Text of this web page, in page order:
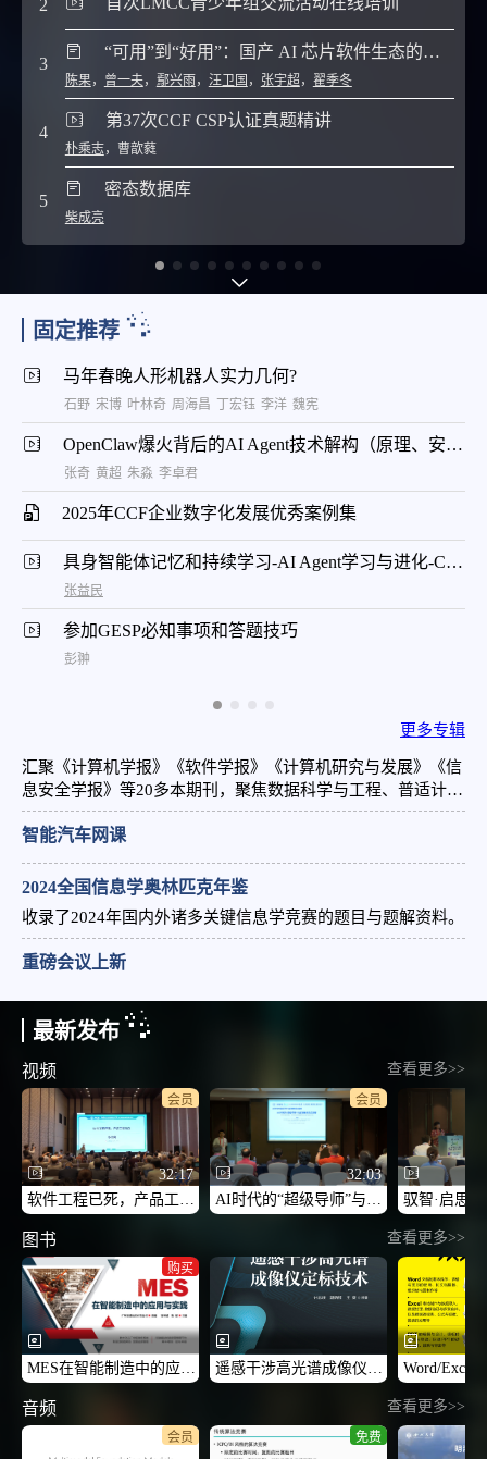
2
3
“可用”到“好用”：国产 AI 芯片软件生态的架构体系与产业实践
陈果， 曾一夫， 鄢兴雨， 汪卫国 ， 张宇超 ， 翟季冬
4
第37次CCF CSP认证真题精讲
朴乘志， 曹歆蕤
5
密态数据库
柴成亮
固定推荐
马年春晚人形机器人实力几何?
石野 宋博 叶林奇 周海昌 丁宏钰 李洋 魏宪
OpenClaw爆火背后的AI Agent技术解构（原理、安全与云上实践）
张奇 黄超 朱淼 李卓君
2025年CCF企业数字化发展优秀案例集
具身智能体记忆和持续学习-AI Agent学习与进化-CNCC 2024
张益民
参加GESP必知事项和答题技巧
彭翀
更多专辑
汇聚《计算机学报》《软件学报》《计算机研究与发展》《信
息安全学报》等20多本期刊，聚焦数据科学与工程、普适计算
与交互、高性能计算等前沿领域，顶尖学者主编团队呈现高质
量学术成果。
智能汽车网课
2024全国信息学奥林匹克年鉴
收录了2024年国内外诸多关键信息学竞赛的题目与题解资料。
重磅会议上新
最新发布
视频 查看更多>>
32:17
会员
软件工程已死，产品工程当立-2026CCF未来计算机教育峰会（FCES 2026）
32:03
会员
AI时代的“超级导师”与高等教育范式重塑：TDAA教学模式的实践与思考-2026CCF未来计算机教育峰会（FCES 2026）
图书 查看更多>>
购买
MES在智能制造中的应用与实践 遥感干涉高光谱成像仪定标技术
音频 查看更多>>
会员 免费